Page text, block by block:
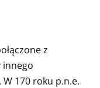
z
innego
170 roku p.n.e.